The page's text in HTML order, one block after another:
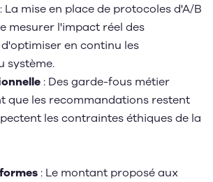
: La mise en place de protocoles d'A/B
mesurer l'impact réel des
en continu les
système.
: Des garde-fous métier
que les recommandations restent
les contraintes éthiques de la
: Le montant proposé aux